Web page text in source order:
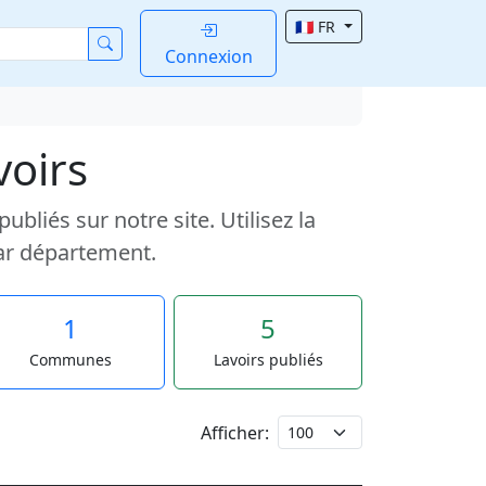
Connexion
🇫🇷 FR
sur notre site. Utilisez la
département.
1
Communes
5
Lavoirs publiés
Afficher: